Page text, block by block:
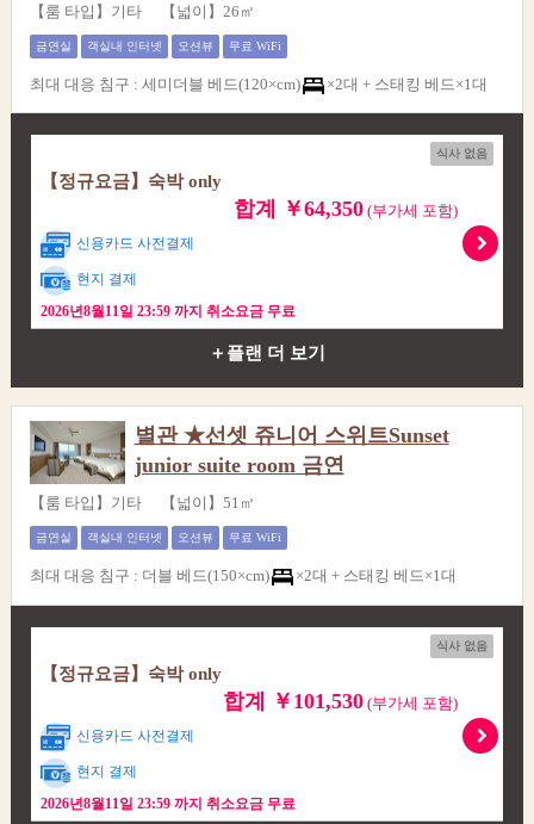
【룸 타입】기타 【넓이】26㎡
금연실 객실내 인터넷 오션뷰 무료 WiFi
최대 대응 침구 : 세미더블 베드(120×cm) ×2대 + 스태킹 베드×1대
식사 없음
【정규요금】숙박 only
합계 ￥64,350(부가세 포함)
신용카드 사전결제
현지 결제
2026년8월11일 23:59 까지 취소요금 무료
＋플랜 더 보기
별관 ★선셋 쥬니어 스위트Sunset
junior suite room 금연
【룸 타입】기타 【넓이】51㎡
금연실 객실내 인터넷 오션뷰 무료 WiFi
최대 대응 침구 : 더블 베드(150×cm) ×2대 + 스태킹 베드×1대
식사 없음
【정규요금】숙박 only
합계 ￥101,530(부가세 포함)
신용카드 사전결제
현지 결제
2026년8월11일 23:59 까지 취소요금 무료